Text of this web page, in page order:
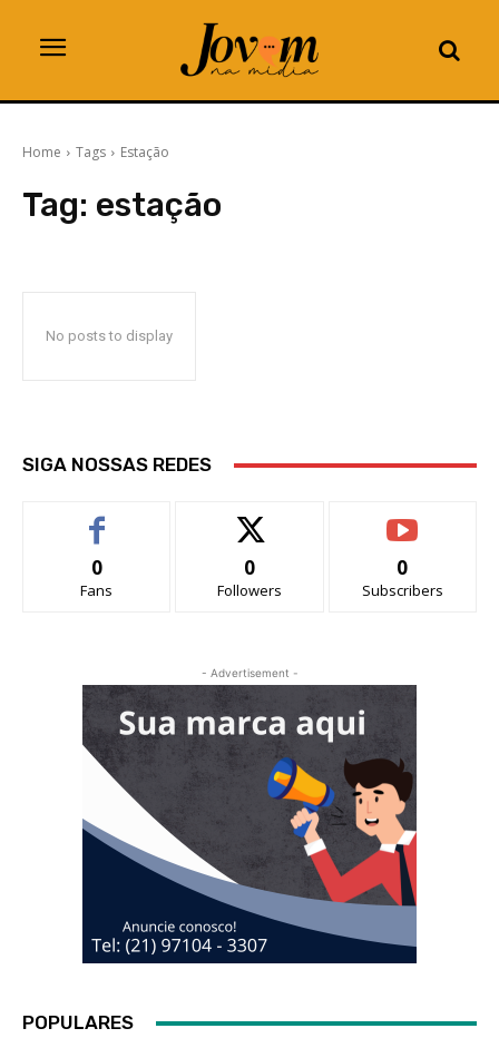
Home Tags Estação
Tag: estação
No posts to display
SIGA NOSSAS REDES
0
Fans
0
Followers
0
Subscribers
- Advertisement -
POPULARES